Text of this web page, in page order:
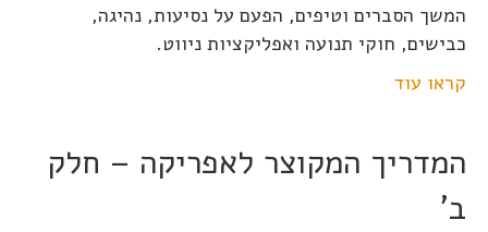
המשך הסברים וטיפים, הפעם על נסיעות, נהיגה,
כבישים, חוקי תנועה ואפליקציות ניווט.
קראו עוד
המדריך המקוצר לאפריקה – חלק
ב'